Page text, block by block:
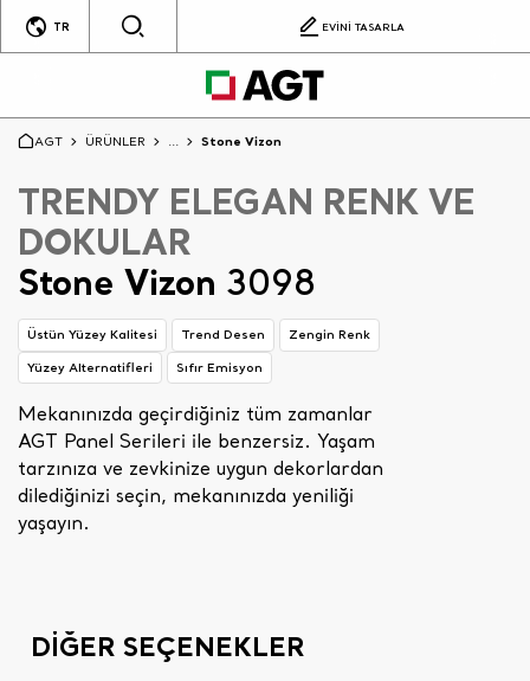
TR EVİNİ TASARLA
AGT ÜRÜNLER ... Stone Vizon
TRENDY ELEGAN RENK VE
DOKULAR
Stone Vizon 3098
Üstün Yüzey Kalitesi Trend Desen
Zengin Renk
Yüzey Alternatifleri
Sıfır Emisyon
Mekanınızda geçirdiğiniz tüm zamanlar
AGT Panel Serileri ile benzersiz. Yaşam
tarzınıza ve zevkinize uygun dekorlardan
dilediğinizi seçin, mekanınızda yeniliği
yaşayın.
DİĞER SEÇENEKLER